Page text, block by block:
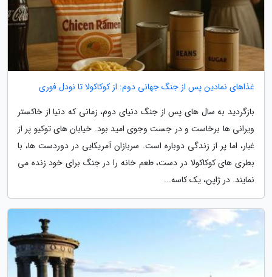
غذاهای نمادین پس از جنگ جهانی دوم: از کوکاکولا تا نودل فوری
بازگردید به سال های پس از جنگ دنیای دوم، زمانی که دنیا از خاکستر
ویرانی ها برخاست و در جست وجوی امید بود. خیابان های توکیو پر از
غبار، اما پر از زندگی دوباره است. سربازان آمریکایی در دوردست ها، با
بطری های کوکاکولا در دست، طعم خانه را در جنگ برای خود زنده می
نمایند. در ژاپن، یک کاسه...